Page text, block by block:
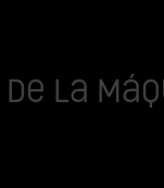
la